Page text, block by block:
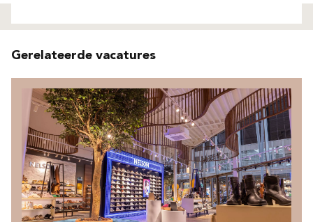
Gerelateerde vacatures